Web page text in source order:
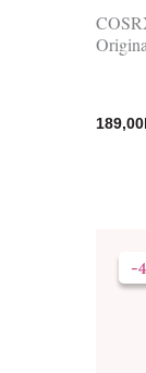
189,00
-
-